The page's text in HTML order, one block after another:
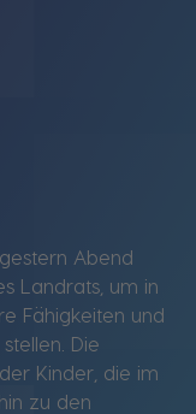
Abend
Landrats, um in
Fähigkeiten und
Die
Kinder, die im
zu den